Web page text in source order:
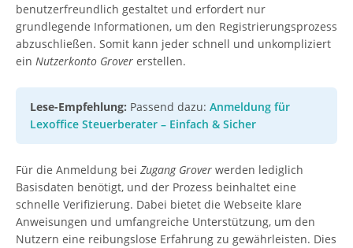
benutzerfreundlich gestaltet und erfordert nur
grundlegende Informationen, um den Registrierungsprozess
abzuschließen. Somit kann jeder schnell und unkompliziert
ein Nutzerkonto Grover erstellen.
Lese-Empfehlung: Passend dazu: Anmeldung für
Lexoffice Steuerberater – Einfach & Sicher
Für die Anmeldung bei Zugang Grover werden lediglich
Basisdaten benötigt, und der Prozess beinhaltet eine
schnelle Verifizierung. Dabei bietet die Webseite klare
Anweisungen und umfangreiche Unterstützung, um den
Nutzern eine reibungslose Erfahrung zu gewährleisten. Dies